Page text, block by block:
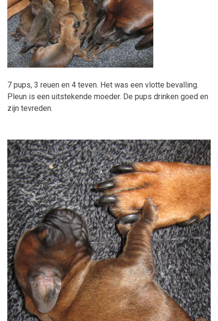
7 pups, 3 reuen en 4 teven. Het was een vlotte bevalling.
Pleun is een uitstekende moeder. De pups drinken goed en
zijn tevreden.